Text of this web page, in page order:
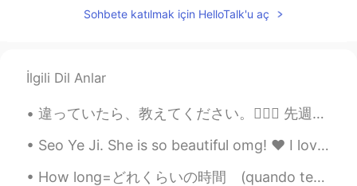
Lala 2020.08.15 02:17
た！😍
Tomo 2020.08.15 02:07
昨日私は買い物に行って、 そして帰る
前にお菓子を買いました。
Sohbete katılmak için HelloTalk'u aç
İlgili Dil Anlar
違っていたら、教えてください。🙇🏻‍♀️ 先週マカロンを食べました！八味があると全部でとても美味しかったです。💕 でも、その中で一番好きな味はオレオ、キャラメル、チョコとラズベリーです。ちょっ...
Seo Ye Ji. She is so beautiful omg! ❤️ I love her character in the drama "It's okay to be not oka...
How long=どれくらいの時間 (quando tempo) How many=どれくらいの数(quanti) How much = いくらくらい (Quanto cosa) How = ど...